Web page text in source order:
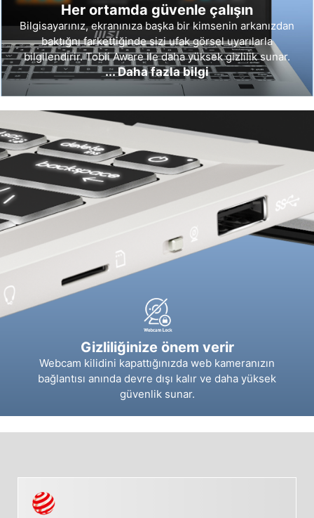
Her ortamda güvenle çalışın
Bilgisayarınız, ekranınıza başka bir kimsenin arkanızdan
baktığnı farkettiğinde sizi ufak görsel uyarılarla
bilgilendirir. Tobii Aware ile daha yüksek gizlilik sunar.
... Daha fazla bilgi
Gizliliğinize önem verir
Webcam kilidini kapattığınızda web kameranızın
bağlantısı anında devre dışı kalır ve daha yüksek
güvenlik sunar.